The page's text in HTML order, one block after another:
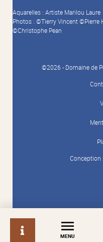
info
MENU
Aquarelles : Artiste Marilou Laure
Photos : ©Tierry Vincent
©Christophe Pean
©2026 - Domaine de
Conception :